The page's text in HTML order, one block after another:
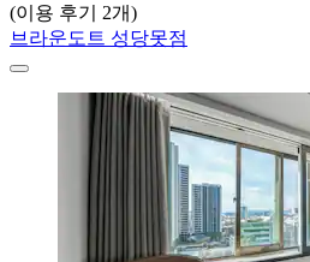
(이용 후기 2개)
브라운도트 성당못점